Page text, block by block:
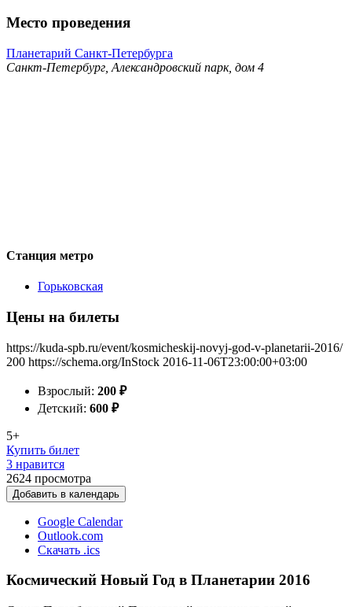
Место проведения
Планетарий Санкт-Петербурга
Санкт-Петербург, Александровский парк, дом 4
Станция метро
Горьковская
Цены на билеты
https://kuda-spb.ru/event/kosmicheskij-novyj-god-v-planetarii-2016/
200 https://schema.org/InStock 2016-11-06T23:00:00+03:00
Взрослый: 200 ₽
Детский: 600 ₽
5+
Купить билет
3 нравится
2624 просмотра
Добавить в календарь
Google Calendar
Outlook.com
Скачать .ics
Космический Новый Год в Планетарии 2016